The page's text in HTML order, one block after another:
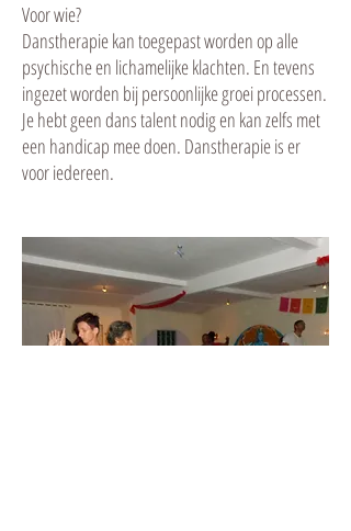
Voor wie?
Danstherapie kan toegepast worden op alle
psychische en lichamelijke klachten. En tevens
ingezet worden bij persoonlijke groei processen.
Je hebt geen dans talent nodig en kan zelfs met
een handicap mee doen. Danstherapie is er
voor iedereen.